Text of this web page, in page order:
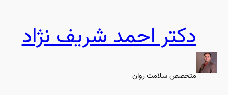
دکتر احمد شریف نژاد
متخصص سلامت روان